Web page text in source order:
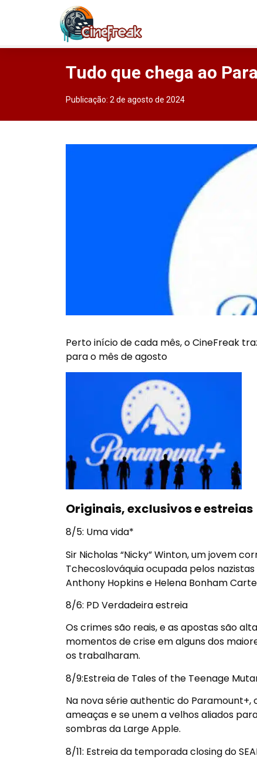
Tudo que chega ao
Publicação: 2 de agosto de 2024
Perto início de cada mês, oCineFreak
para o mês de agosto
Originais, exclusivos e estreias
8/5: Uma vida*
Sir Nicholas “Nicky” Winton, um jovem
Tchecoslováquia ocupada pelos
Anthony Hopkins e Helena Bonham
8/6: PD Verdadeira estreia
Os crimes são reais, e as apostas são
momentos de crise em alguns dos
os trabalharam.
8/9:Estreia de Tales of the Teenage
Na nova série authentic do
ameaças e se unem a velhos aliados
sombras da Large Apple.
8/11: Estreia da temporada closing do